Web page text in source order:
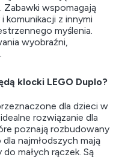
Zabawki wspomagają
komunikacji z innymi
myślenia.
wyobraźni,
klocki LEGO Duplo?
dla dzieci w
rozwiązanie dla
poznają rozbudowany
najmłodszych mają
małych rączek. Są